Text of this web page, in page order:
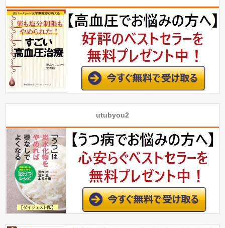
utubyou2